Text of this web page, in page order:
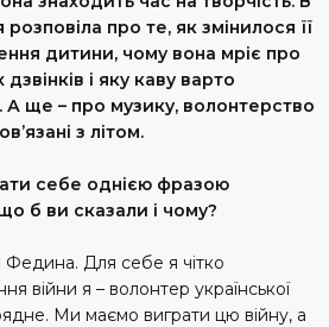
про те, як змінилося її
дитини, чому вона мріє про
і яку каву варто
А ще – про музику, волонтерство
з літом.
себе однією фразою
б ви сказали і чому?
Для себе я чітко
війни я – волонтер української
Ми маємо виграти цю війну, а